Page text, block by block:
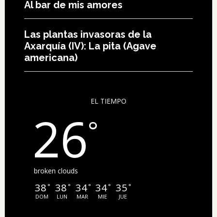
Al bar de mis amores
Las plantas invasoras de la
Axarquía (IV): La pita (Agave
americana)
EL TIEMPO
26°
broken clouds
38 °
DOM
38 °
LUN
34°
MAR
34°
MIE
35 °
JUE